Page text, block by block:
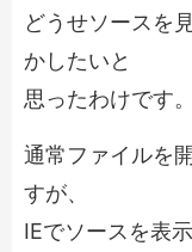
どうせソースを
かしたいと
思ったわけです。
通常ファイルを
すが、
IEでソースを表